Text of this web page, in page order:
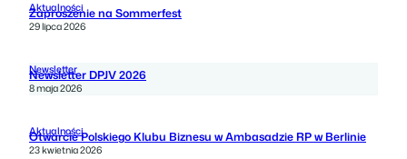
Aktualności
Zaproszenie na Sommerfest
29 lipca 2026
Newsletter
Newsletter DPJV 2026
8 maja 2026
Aktualności
Otwarcie Polskiego Klubu Biznesu w Ambasadzie RP w Berlinie
23 kwietnia 2026